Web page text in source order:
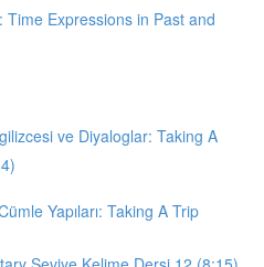
Time Expressions in Past and
ve Diyaloglar: Taking A
Yapıları: Taking A Trip